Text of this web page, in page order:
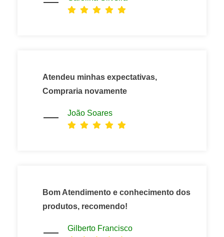
Atendeu minhas expectativas,
Compraria novamente
João Soares
Bom Atendimento e conhecimento dos
produtos, recomendo!
Gilberto Francisco